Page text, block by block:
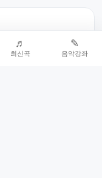
을 수 있는 음악 정보
♬
최신곡
✎
음악강좌